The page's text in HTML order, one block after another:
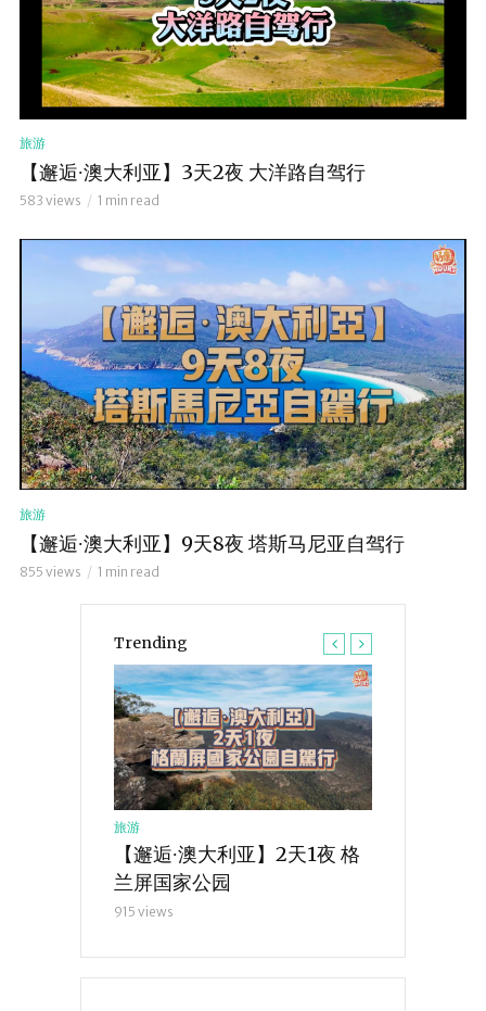
旅游
【邂逅∙澳大利亚】3天2夜 大洋路自驾行
583 views 1 min read
旅游
【邂逅∙澳大利亚】9天8夜 塔斯马尼亚自驾行
855 views 1 min read
Trending
旅游
【邂逅∙澳大利亚】2天1夜 格
兰屏国家公园
915 views